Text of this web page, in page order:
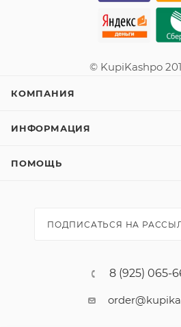
© KupiKashpo
КОМПАНИЯ
ИНФОРМАЦИЯ
ПОМОЩЬ
ПОДПИСАТЬСЯ НА
8 (925) 065-